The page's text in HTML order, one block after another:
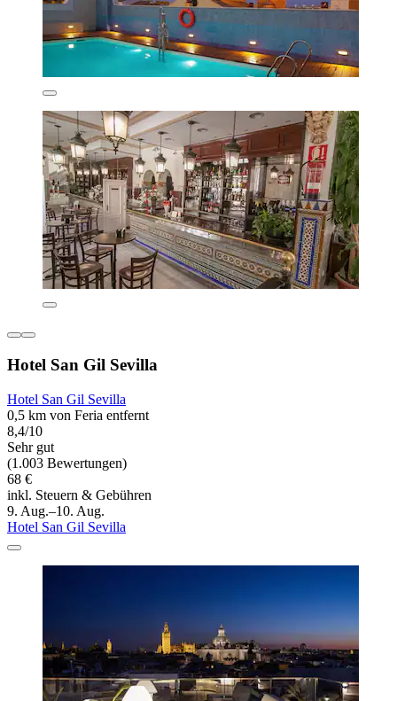
Hotel San Gil Sevilla
Hotel San Gil Sevilla
0,5 km von Feria entfernt
8,4/10
Sehr gut
(1.003 Bewertungen)
68 €
inkl. Steuern & Gebühren
9. Aug.–10. Aug.
Hotel San Gil Sevilla